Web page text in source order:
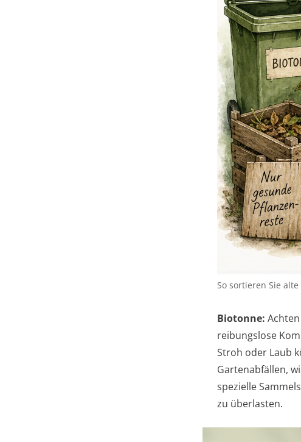
So sortieren Sie
Biotonne:
reibungslose
Stroh oder Laub
Gartenabfällen,
spezielle
zu überlasten.